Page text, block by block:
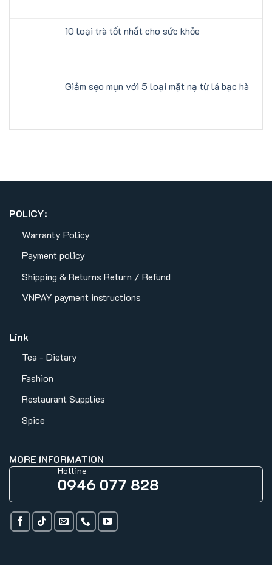
10 loại trà tốt nhất cho sức khỏe
Giảm sẹo mụn với 5 loại mặt nạ từ lá bạc hà
POLICY:
Warranty Policy
Payment policy
Shipping & Returns Return / Refund
VNPAY payment instructions
Link
Tea - Dietary
Fashion
Restaurant Supplies
Spice
MORE INFORMATION
Hotline
0946 077 828